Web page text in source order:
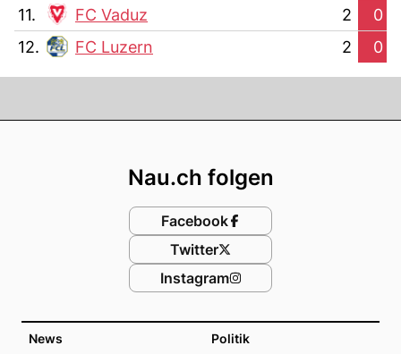
11.
FC Vaduz 2
0
12.
FC Luzern 2 0
News Politik
Nau.ch folgen
Facebook
Twitter
Instagram